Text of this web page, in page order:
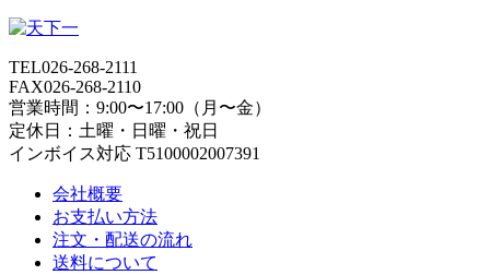
TEL026-268-2111
FAX026-268-2110
営業時間：9:00〜17:00（月〜金）
定休日：土曜・日曜・祝日
インボイス対応 T5100002007391
会社概要
お支払い方法
注文・配送の流れ
送料について